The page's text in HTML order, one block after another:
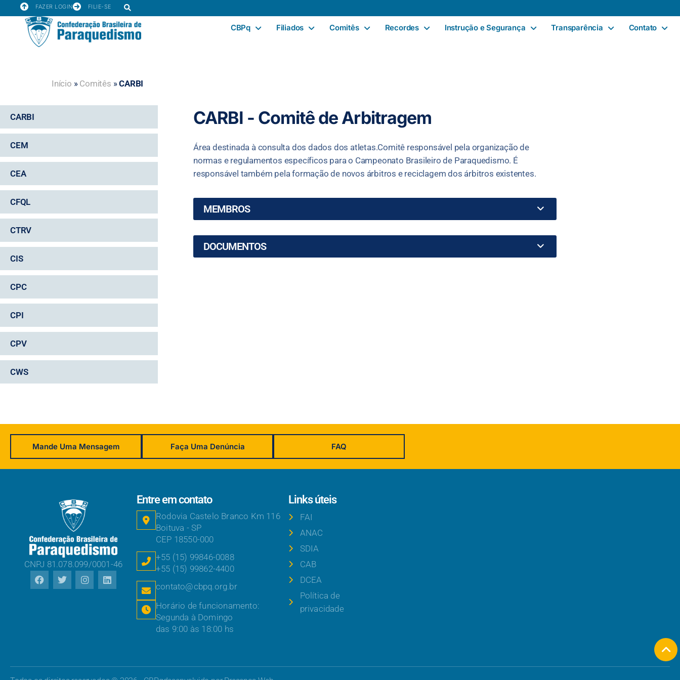
FAZER LOGIN FILIE-SE
CBPq Filiados Comitês Recordes Instrução e Segurança Transparência Contato
Início » Comitês »CARBI
CARBI
CEM
CEA
CFQL
CTRV
CIS
CPC
CPI
CPV
CWS
CARBI - Comitê de Arbitragem
Área destinada à consulta dos dados dos atletas.Comitê responsável pela organização de
normas e regulamentos específicos para o Campeonato Brasileiro de Paraquedismo. É
responsável também pela formação de novos árbitros e reciclagem dos árbitros existentes.
MEMBROS
DOCUMENTOS
Mande Uma Mensagem Faça Uma Denúncia FAQ
CNPJ 81.078.099/0001-46
Entre em contato
Rodovia Castelo Branco Km 116
Boituva - SP
CEP 18550-000
+55 (15) 99846-0088
+55 (15) 99862-4400
contato@cbpq.org.br
Horário de funcionamento:
Segunda à Domingo
das 9:00 às 18:00 hs
Links úteis
FAI
ANAC
SDIA
CAB
DCEA
Política de
privacidade